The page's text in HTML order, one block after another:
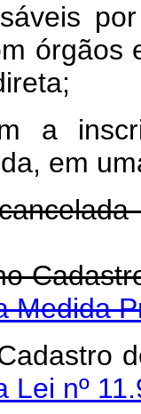
órgãos
a
em
no
Medida
Lei nº